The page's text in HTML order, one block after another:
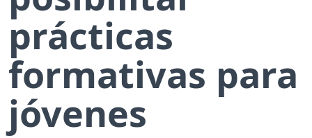
prácticas
formativas para
jóvenes